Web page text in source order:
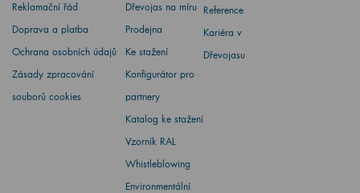
Reklamační řád
Doprava a platba
Ochrana osobních údajů
Zásady zpracování
souborů cookies
Dřevojas na míru
Prodejna
Ke stažení
Konfigurátor pro
partnery
Katalog ke stažení
Vzorník RAL
Whistleblowing
Environmentální
Reference
Kariéra v
Dřevojasu